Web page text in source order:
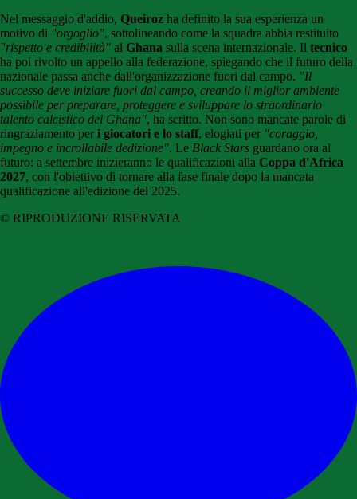
Nel messaggio d'addio, Queiroz ha definito la sua esperienza un
motivo di "orgoglio", sottolineando come la squadra abbia restituito
"rispetto e credibilità" al Ghana sulla scena internazionale. Il tecnico
ha poi rivolto un appello alla federazione, spiegando che il futuro della
nazionale passa anche dall'organizzazione fuori dal campo. "Il
successo deve iniziare fuori dal campo, creando il miglior ambiente
possibile per preparare, proteggere e sviluppare lo straordinario
talento calcistico del Ghana", ha scritto. Non sono mancate parole di
ringraziamento per i giocatori e lo staff, elogiati per "coraggio,
impegno e incrollabile dedizione". Le Black Stars guardano ora al
futuro: a settembre inizieranno le qualificazioni alla Coppa d'Africa
2027, con l'obiettivo di tornare alla fase finale dopo la mancata
qualificazione all'edizione del 2025.
© RIPRODUZIONE RISERVATA